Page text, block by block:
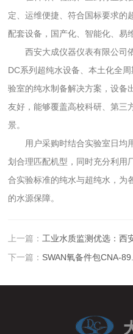
定、运维便捷、符合国标要求的
配套设备，国产化、智能化、易
西安大成仪器仪表有限公司
DC系列超纯水设备、本土化全
验室的纯水制备解决方案，设备
友好，能够覆盖高校科研、第三
景。
用户采购时结合实验室日均
划合理匹配机型，同时充分利用
合实验标准的纯水与超纯水，为
的水源保障。
上一篇： 工业水质监测优选：西安大
下一篇： SWAN氧备件包CNA-